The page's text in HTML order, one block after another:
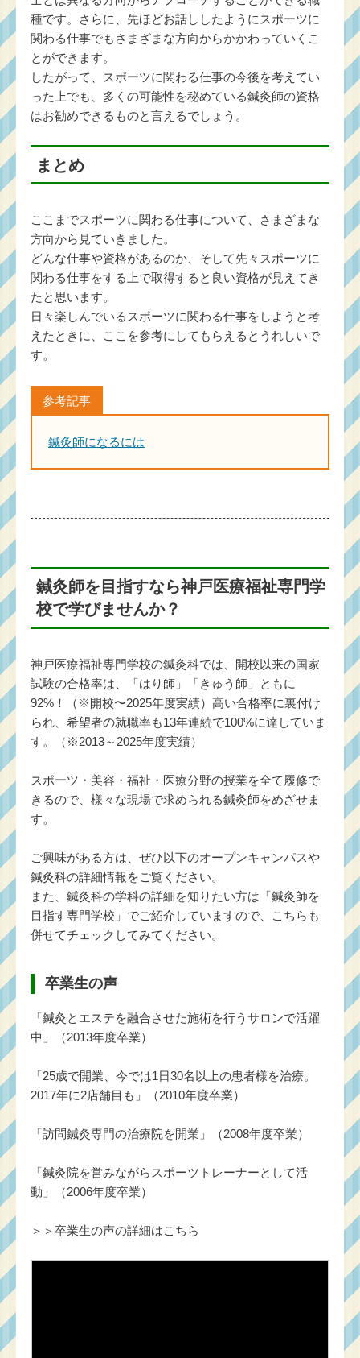
種です。さらに、先ほどお話ししたようにスポーツに
関わる仕事でもさまざまな方向からかかわっていくこ
とができます。
したがって、スポーツに関わる仕事の今後を考えてい
った上でも、多くの可能性を秘めている鍼灸師の資格
はお勧めできるものと言えるでしょう。
まとめ
ここまでスポーツに関わる仕事について、さまざまな
方向から見ていきました。
どんな仕事や資格があるのか、そして先々スポーツに
関わる仕事をする上で取得すると良い資格が見えてき
たと思います。
日々楽しんでいるスポーツに関わる仕事をしようと考
えたときに、ここを参考にしてもらえるとうれしいで
す。
鍼灸師になるには
鍼灸師を目指すなら神戸医療福祉専門学
校で学びませんか？
神戸医療福祉専門学校の鍼灸科では、開校以来の国家
試験の合格率は、「はり師」「きゅう師」ともに
92%！（※開校〜2025年度実績）高い合格率に裏付け
られ、希望者の就職率も13年連続で100%に達していま
す。（※2013～2025年度実績）
スポーツ・美容・福祉・医療分野の授業を全て履修で
きるので、様々な現場で求められる鍼灸師をめざせま
す。
ご興味がある方は、ぜひ以下のオープンキャンパスや
鍼灸科の詳細情報をご覧ください。
また、鍼灸科の学科の詳細を知りたい方は「鍼灸師を
目指す専門学校 」でご紹介していますので、こちらも
併せてチェックしてみてください。
卒業生の声
「鍼灸とエステを融合させた施術を行うサロンで活躍
中」（2013年度卒業）
「25歳で開業、今では1日30名以上の患者様を治療。
2017年に2店舗目も」（2010年度卒業）
「訪問鍼灸専門の治療院を開業」（2008年度卒業）
「鍼灸院を営みながらスポーツトレーナーとして活
動」（2006年度卒業）
＞＞ 卒業生の声の詳細はこちら